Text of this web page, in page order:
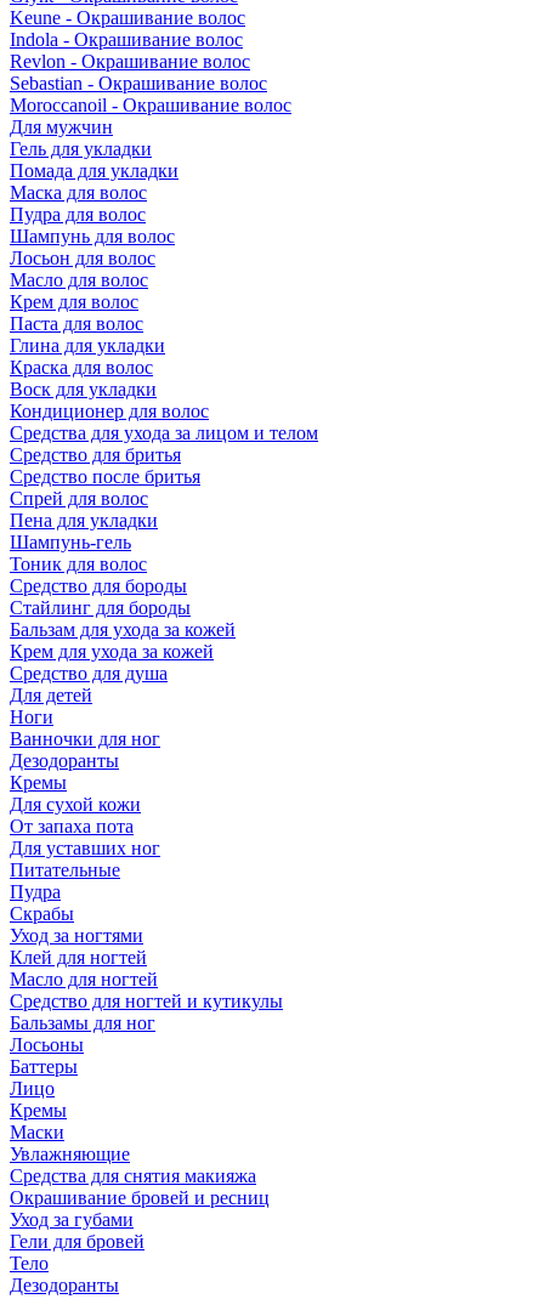
Keune - Окрашивание волос
Indola - Окрашивание волос
Revlon - Окрашивание волос
Sebastian - Окрашивание волос
Moroccanoil - Окрашивание волос
Для мужчин
Гель для укладки
Помада для укладки
Маска для волос
Пудра для волос
Шампунь для волос
Лосьон для волос
Масло для волос
Крем для волос
Паста для волос
Глина для укладки
Краска для волос
Воск для укладки
Кондиционер для волос
Средства для ухода за лицом и телом
Средство для бритья
Средство после бритья
Спрей для волос
Пена для укладки
Шампунь-гель
Тоник для волос
Средство для бороды
Стайлинг для бороды
Бальзам для ухода за кожей
Крем для ухода за кожей
Средство для душа
Для детей
Ноги
Ванночки для ног
Дезодоранты
Кремы
Для сухой кожи
От запаха пота
Для уставших ног
Питательные
Пудра
Скрабы
Уход за ногтями
Клей для ногтей
Масло для ногтей
Средство для ногтей и кутикулы
Бальзамы для ног
Лосьоны
Баттеры
Лицо
Кремы
Маски
Увлажняющие
Средства для снятия макияжа
Окрашивание бровей и ресниц
Уход за губами
Гели для бровей
Тело
Дезодоранты